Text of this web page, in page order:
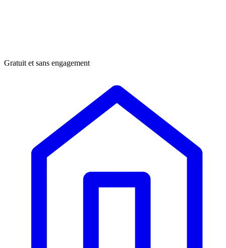
Gratuit et sans engagement